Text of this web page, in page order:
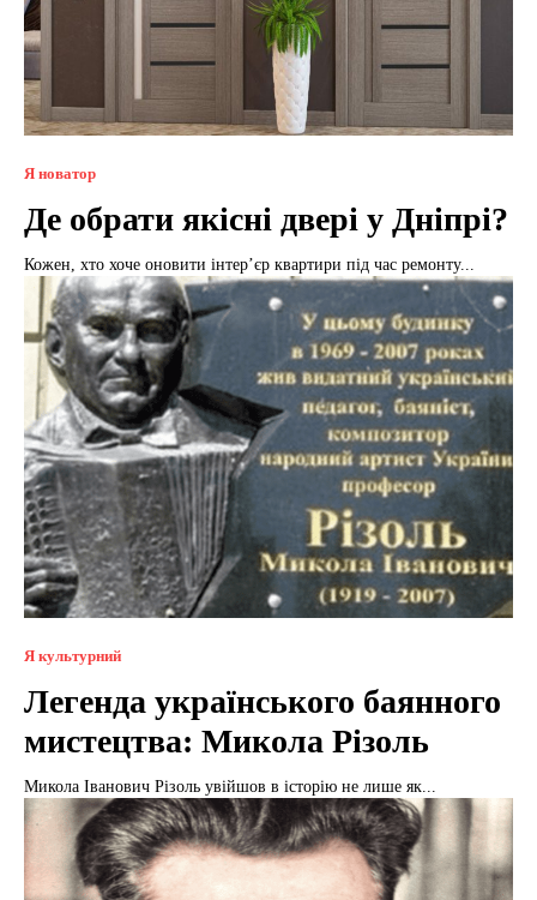
Я новатор
Де обрати якісні двері у Дніпрі?
Кожен, хто хоче оновити інтерʼєр квартири під час ремонту...
Я культурний
Легенда українського баянного
мистецтва: Микола Різоль
Микола Іванович Різоль увійшов в історію не лише як...